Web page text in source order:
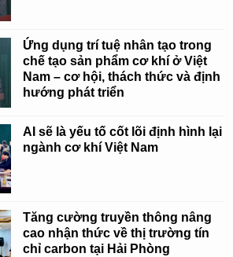
Ứng dụng trí tuệ nhân tạo trong
chế tạo sản phẩm cơ khí ở Việt
Nam – cơ hội, thách thức và định
hướng phát triển
AI sẽ là yếu tố cốt lõi định hình lại
ngành cơ khí Việt Nam
Tăng cường truyền thông nâng
cao nhận thức về thị trường tín
chỉ carbon tại Hải Phòng